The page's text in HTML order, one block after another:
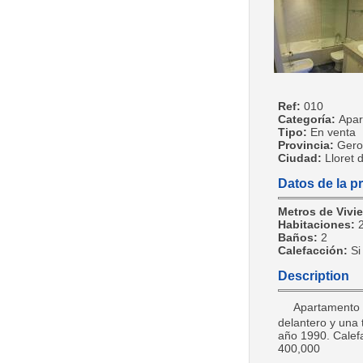
Ref: 010
Categoría:
Tipo: En venta
Provincia:
Ciudad: Lloret
Datos de la
Metros de
Habitaciones:
Baños: 2
Calefacción: Si
Description
Apartamento
delantero y una
año 1990.
400,000